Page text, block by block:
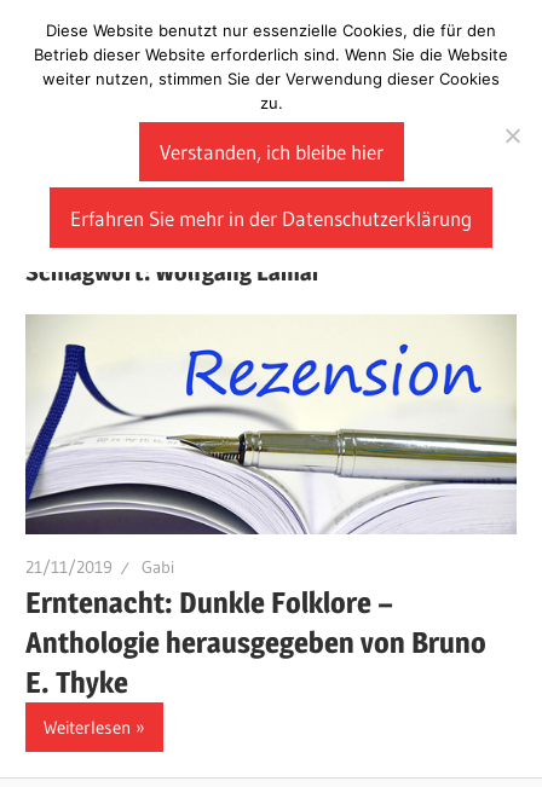
Inhalt
springen
Laberladen
Schlagwort: Wolfgang Lamar
21/11/2019 Gabi
Erntenacht: Dunkle Folklore –
Anthologie herausgegeben von Bruno
E. Thyke
Weiterlesen
Diese Website benutzt nur essenzielle Cookies, die für den
Betrieb dieser Website erforderlich sind. Wenn Sie die Website
weiter nutzen, stimmen Sie der Verwendung dieser Cookies
zu.
Verstanden, ich bleibe hier
Erfahren Sie mehr in der Datenschutzerklärung